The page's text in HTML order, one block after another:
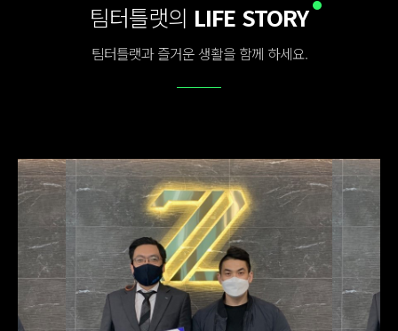
팀터틀랫의 LIFE STORY
팀터틀랫과 즐거운 생활을 함께 하세요.